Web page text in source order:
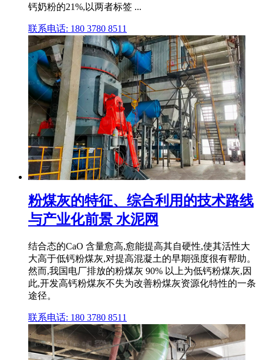
钙奶粉的21%,以两者标签 ...
联系电话: 180 3780 8511
粉煤灰的特征、综合利用的技术路线
与产业化前景 水泥网
结合态的CaO 含量愈高,愈能提高其自硬性,使其活性大
大高于低钙粉煤灰,对提高混凝土的早期强度很有帮助。
然而,我国电厂排放的粉煤灰 90% 以上为低钙粉煤灰,因
此,开发高钙粉煤灰不失为改善粉煤灰资源化特性的一条
途径。
联系电话: 180 3780 8511